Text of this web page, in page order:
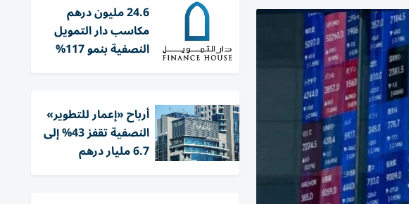
24.6 مليون درهم
مكاسب دار التمويل
النصفية بنمو 117%
أرباح «إعمار للتطوير»
النصفية تقفز 43% إلى
6.7 مليار درهم